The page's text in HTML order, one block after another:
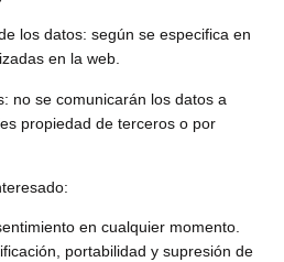
los datos: según se especifica en
en la web.
no se comunicarán los datos a
propiedad de terceros o por
en cualquier momento.
portabilidad y supresión de